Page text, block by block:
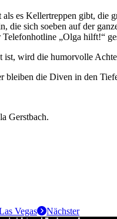
es Kellertreppen gibt,
die sich soeben auf der
„Olga hilft!“
wird die humorvolle
bleiben die Diven in den
Gerstbach.
Vegas
Nächster